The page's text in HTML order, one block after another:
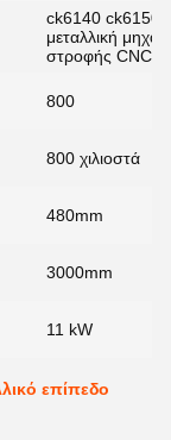
ck6140 ck6150
μεταλλική
στροφής CNC
800
800 χιλιοστά
480mm
3000mm
11 kW
επίπεδο